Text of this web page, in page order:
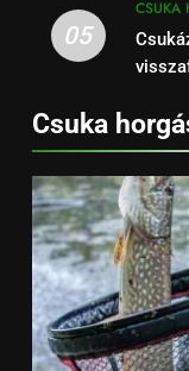
05
CSUKA
Csuka